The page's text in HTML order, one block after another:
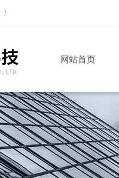
！
网站首页